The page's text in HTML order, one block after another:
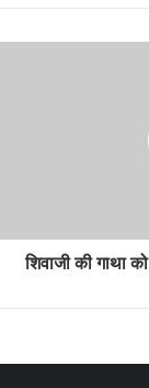
शिवाजी की गाथा